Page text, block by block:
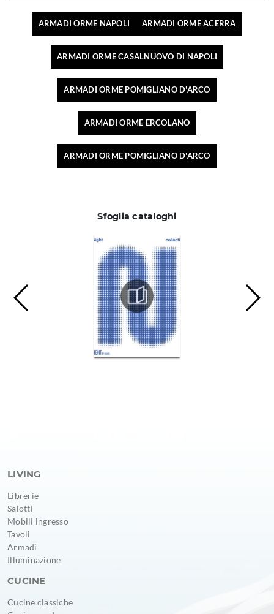
ARMADI ORME NAPOLI ARMADI ORME ACERRA
ARMADI ORME CASALNUOVO DI NAPOLI
ARMADI ORME POMIGLIANO D'ARCO
ARMADI ORME ERCOLANO
ARMADI ORME POMIGLIANO D'ARCO
Sfoglia cataloghi
LIVING
Librerie
Salotti
Mobili ingresso
Tavoli
Armadi
Illuminazione
CUCINE
Cucine classiche